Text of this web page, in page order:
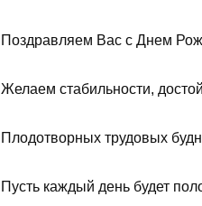
Поздравляем Вас с Днем
Желаем стабильности,
Плодотворных трудовых
Пусть каждый день будет